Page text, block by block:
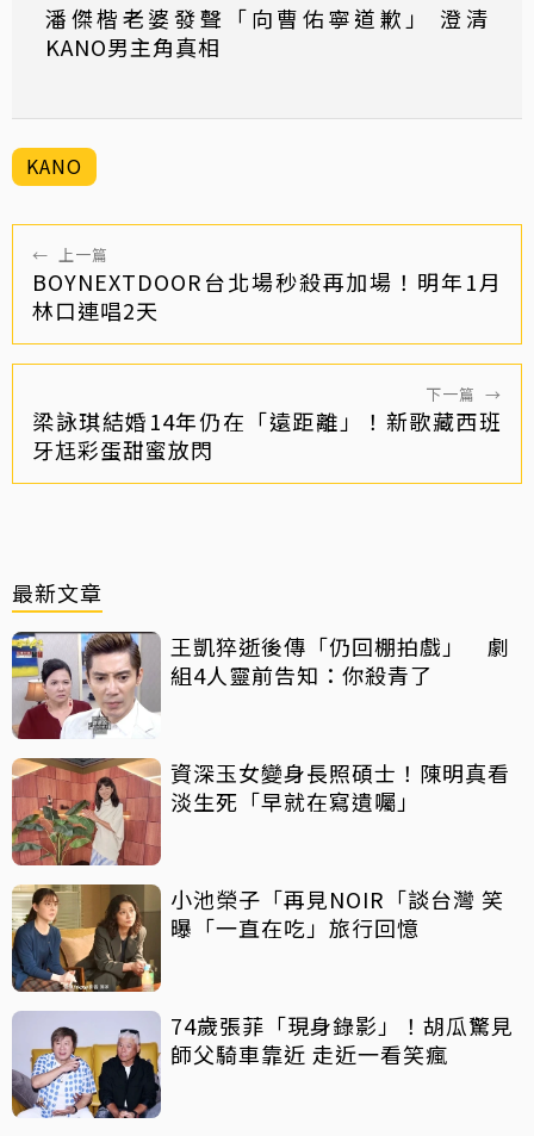
潘傑楷老婆發聲「向曹佑寧道歉」 澄清
KANO男主角真相
KANO
← 上一篇
BOYNEXTDOOR台北場秒殺再加場！明年1月
林口連唱2天
下一篇 →
梁詠琪結婚14年仍在「遠距離」！新歌藏西班
牙尪彩蛋甜蜜放閃
最新文章
王凱猝逝後傳「仍回棚拍戲」 劇
組4人靈前告知：你殺青了
資深玉女變身長照碩士！陳明真看
淡生死「早就在寫遺囑」
小池榮子「再見NOIR「談台灣 笑
曝「一直在吃」旅行回憶
74歲張菲「現身錄影」！胡瓜驚見
師父騎車靠近 走近一看笑瘋